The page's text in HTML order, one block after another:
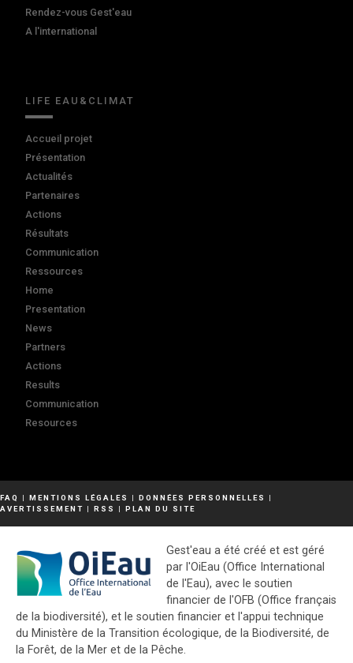
Rendez-vous Gest'eau
A l'international
LIFE EAU&CLIMAT
Accueil projet
Présentation
Actualités
Partenaires
Actions
Résultats
Communication
Ressources
Home
Presentation
News
Partners
Actions
Results
Communication
Resources
FAQ | MENTIONS LÉGALES | DONNÉES PERSONNELLES
|
AVERTISSEMENT | RSS | PLAN DU SITE
Gest'eau a été créé et est géré
par l'OiEau (Office International
de l'Eau), avec le soutien
financier de l'OFB (Office français
de la biodiversité), et le soutien financier et l'appui technique
du Ministère de la Transition écologique, de la Biodiversité, de
la Forêt, de la Mer et de la Pêche.